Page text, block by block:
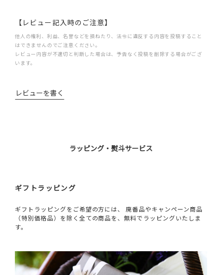
【レビュー記入時のご注意】
他人の権利、利益、名誉などを損ねたり、法令に違反する内容を投稿すること
はできませんのでご注意ください。
レビュー内容が不適切と判断した場合は、予告なく投稿を削除する場合がござ
います。
レビューを書く
ラッピング・熨斗サービス
ギフトラッピング
ギフトラッピングをご希望の方には、 廃番品やキャンペーン商品
（特別価格品）を除く全ての商品を、無料でラッピングいたしま
す。